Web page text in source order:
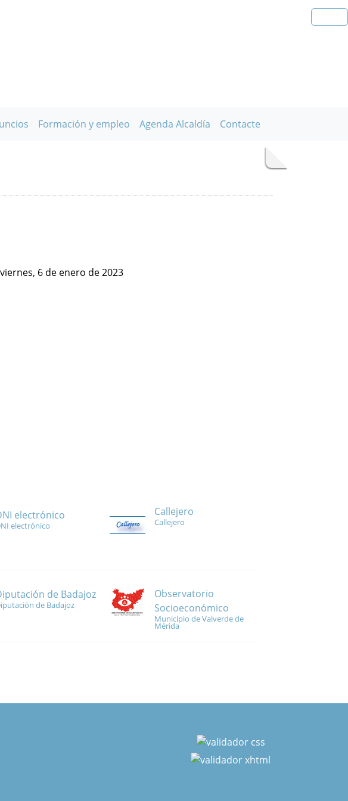
Formación y empleo Agenda Alcaldía Contacte
6 de enero de 2023
electrónico
electrónico
Callejero
Callejero
de Badajoz
de Badajoz
Observatorio
Socioeconómico
Municipio de Valverde de
Mérida